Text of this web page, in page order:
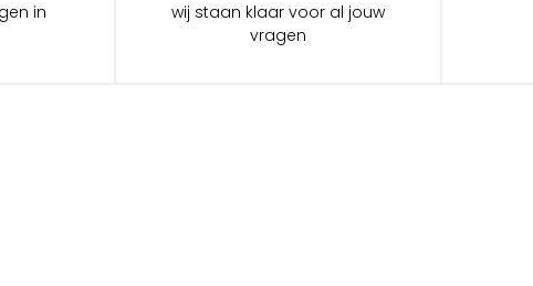
in
wij staan klaar voor al jouw
vragen